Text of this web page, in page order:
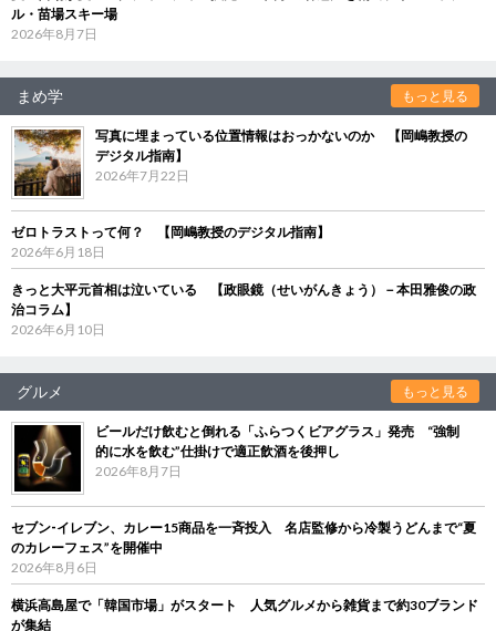
ル・苗場スキー場
2026年8月7日
まめ学 もっと見る
写真に埋まっている位置情報はおっかないのか 【岡嶋教授の
デジタル指南】
2026年7月22日
ゼロトラストって何？ 【岡嶋教授のデジタル指南】
2026年6月18日
きっと大平元首相は泣いている 【政眼鏡（せいがんきょう）－本田雅俊の政
治コラム】
2026年6月10日
グルメ もっと見る
ビールだけ飲むと倒れる「ふらつくビアグラス」発売 “強制
的に水を飲む”仕掛けで適正飲酒を後押し
2026年8月7日
セブン‐イレブン、カレー15商品を一斉投入 名店監修から冷製うどんまで“夏
のカレーフェス”を開催中
2026年8月6日
横浜高島屋で「韓国市場」がスタート 人気グルメから雑貨まで約30ブランド
が集結